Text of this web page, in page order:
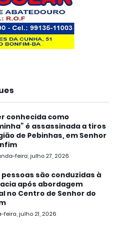
conhecida como
é assassinada a tiros
de Pebinhas, em Senhor
feira, julho 27, 2026
pessoas são conduzidas à
após abordagem
no Centro de Senhor do
feira, julho 21, 2026